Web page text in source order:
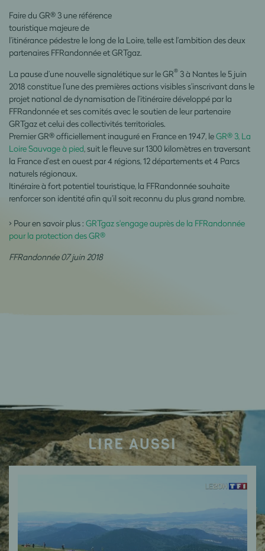
Faire du GR® 3 une référence
touristique majeure de
l’itinérance pédestre le long de la Loire, telle est l’ambition des deux
partenaires FFRandonnée et GRTgaz.
La pause d’une nouvelle signalétique sur le GR® 3 à Nantes le 5 juin
2018 constitue l’une des premières actions visibles s’inscrivant dans le
projet national de dynamisation de l’itinéraire développé par la
FFRandonnée et ses comités avec le soutien de leur partenaire
GRTgaz et celui des collectivités territoriales.
Premier GR® officiellement inauguré en France en 1947, leGR® 3, La
Loire Sauvage à pied , suit le fleuve sur 1300 kilomètres en traversant
la France d’est en ouest par 4 régions, 12 départements et 4 Parcs
naturels régionaux.
Itinéraire à fort potentiel touristique, la FFRandonnée souhaite
renforcer son identité afin qu’il soit reconnu du plus grand nombre.
> Pour en savoir plus : GRTgaz s'engage auprès de la FFRandonnée
pour la protection des GR®
FFRandonnée 07 juin 2018
LIRE AUSSI